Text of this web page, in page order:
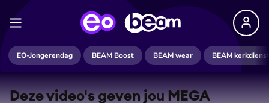
EO-Jongerendag BEAM Boost BEAM wear BEAM kerkdienst
Deze video's geven jou MEGA